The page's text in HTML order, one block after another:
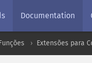
Documentation
Extensões para